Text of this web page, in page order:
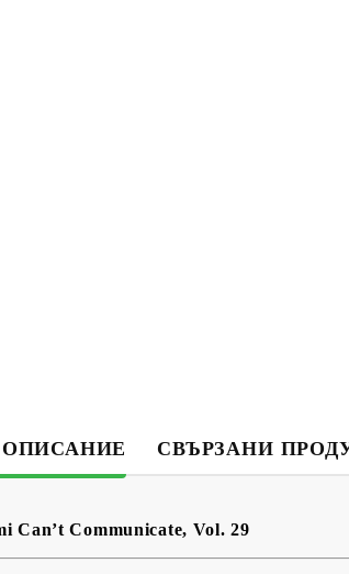
USD
СВЪРЗАНИ
Can’t Communicate, Vol. 29